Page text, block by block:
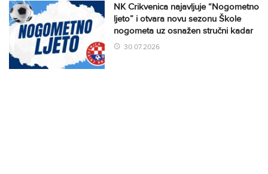
NK Crikvenica najavljuje “Nogometno
ljeto” i otvara novu sezonu Škole
nogometa uz osnažen stručni kadar
30.07.2026